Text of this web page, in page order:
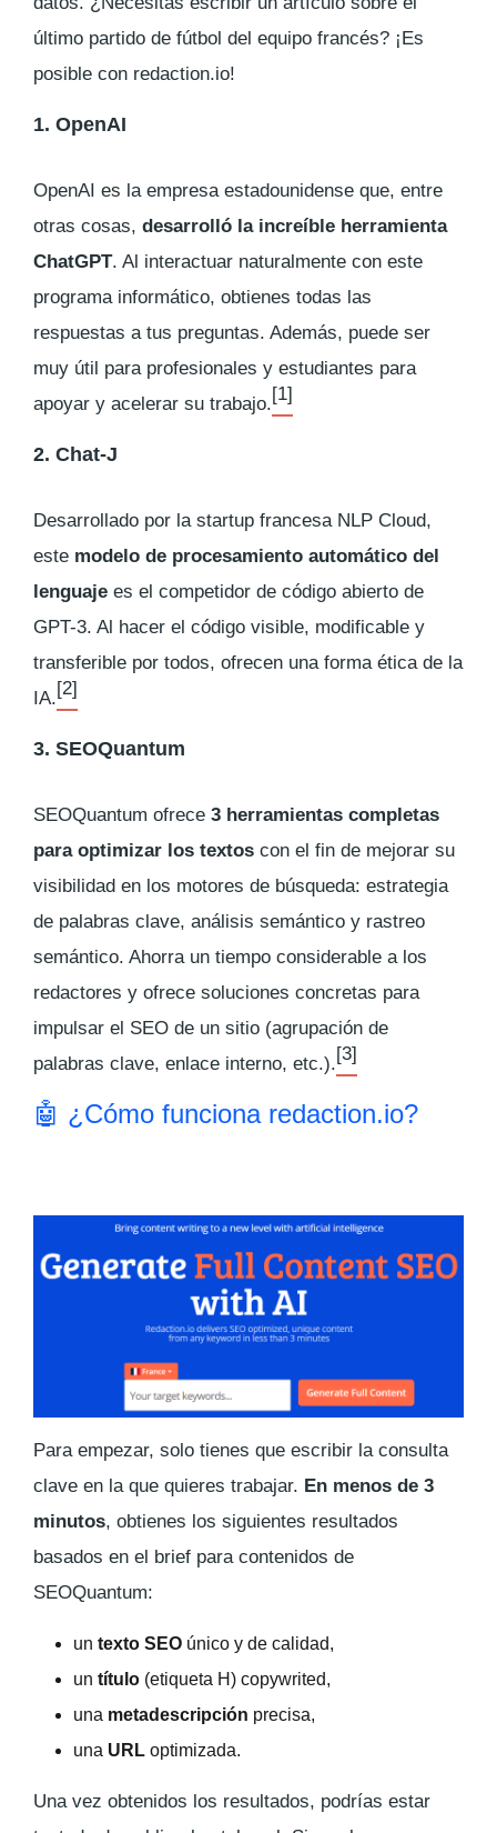
último partido de fútbol del equipo francés? ¡Es
posible con redaction.io!
1. OpenAI
OpenAI es la empresa estadounidense que, entre
otras cosas, desarrolló la increíble herramienta
ChatGPT. Al interactuar naturalmente con este
programa informático, obtienes todas las
respuestas a tus preguntas. Además, puede ser
muy útil para profesionales y estudiantes para
apoyar y acelerar su trabajo.[1]
2. Chat-J
Desarrollado por la startup francesa NLP Cloud,
este modelo de procesamiento automático del
lenguaje es el competidor de código abierto de
GPT-3. Al hacer el código visible, modificable y
transferible por todos, ofrecen una forma ética de la
IA.[2]
3. SEOQuantum
SEOQuantum ofrece 3 herramientas completas
para optimizar los textos con el fin de mejorar su
visibilidad en los motores de búsqueda: estrategia
de palabras clave, análisis semántico y rastreo
semántico. Ahorra un tiempo considerable a los
redactores y ofrece soluciones concretas para
impulsar el SEO de un sitio (agrupación de
palabras clave, enlace interno, etc.).[3]
🤖 ¿Cómo funciona redaction.io?
Para empezar, solo tienes que escribir la consulta
clave en la que quieres trabajar. En menos de 3
minutos, obtienes los siguientes resultados
basados en el brief para contenidos de
SEOQuantum:
un texto SEO único y de calidad,
un título (etiqueta H) copywrited,
una metadescripción precisa,
una URL optimizada.
Una vez obtenidos los resultados, podrías estar